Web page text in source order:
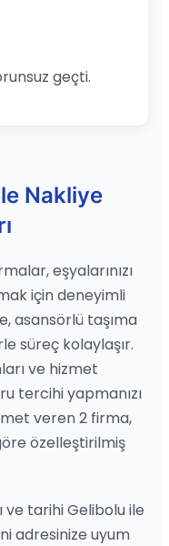
geçti.
Nakliye
eşyalarınızı
için deneyimli
asansörlü taşıma
süreç kolaylaşır.
ve hizmet
tercihi yapmanızı
veren 2 firma,
özelleştirilmiş
ve tarihi Gelibolu ile
adresinize uyum